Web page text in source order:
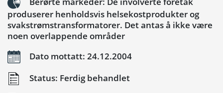
produserer henholdsvis helsekostprodukter og
svakstrømstransformatorer. Det antas å ikke være
noen overlappende områder
Dato mottatt: 24.12.2004
Status: Ferdig behandlet